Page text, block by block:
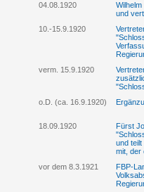
04.08.1920
und
10.-15.9.1920
verm. 15.9.1920
o.D. (ca. 16.9.1920)
18.09.1920
Fürst
und
mit, der
vor dem 8.3.1921
FBP-